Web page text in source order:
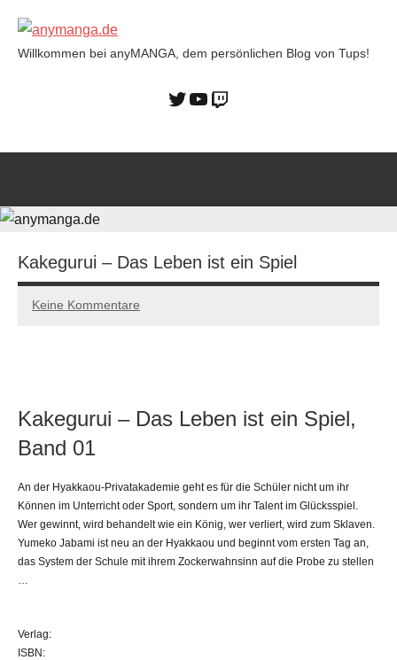
Willkommen bei anyMANGA, dem persönlichen Blog von Tups!
Kakegurui – Das Leben ist ein Spiel
16/11/2022
Tups
Keine Kommentare
Kakegurui – Das Leben ist ein Spiel,
Band 01
An der Hyakkaou-Privatakademie geht es für die Schüler nicht um ihr
Können im Unterricht oder Sport, sondern um ihr Talent im Glücksspiel.
Wer gewinnt, wird behandelt wie ein König, wer verliert, wird zum Sklaven.
Yumeko Jabami ist neu an der Hyakkaou und beginnt vom ersten Tag an,
das System der Schule mit ihrem Zockerwahnsinn auf die Probe zu stellen
…
Verlag:
ISBN: